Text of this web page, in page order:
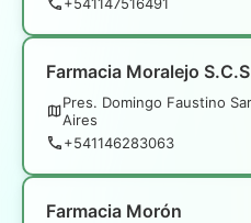
Farmacia Moralejo S.C.S
Pres. Domingo Faustino
Aires
+541146283063
Farmacia Morón